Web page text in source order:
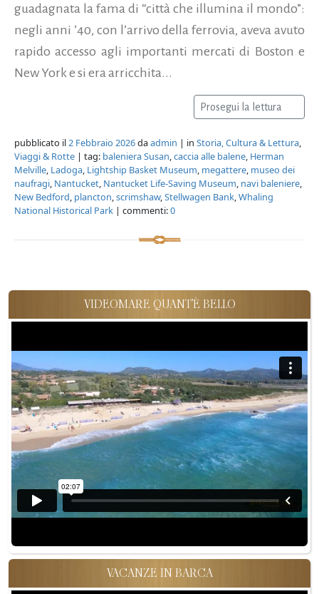
guadagnata la fama di “città che illumina il mondo”:
negli anni ’40, con l’arrivo della ferrovia, aveva avuto
rapido accesso agli importanti mercati di Boston e
New York e si era arricchita...
Prosegui la lettura
pubblicato il2 Febbraio 2026daadmin | in Storia, Cultura & Lettura,
Viaggi & Rotte | tag: baleniera Susan,caccia alle balene, Herman
Melville, Ladoga, Lightship Basket Museum, megattere, museo dei
naufragi, Nantucket, Nantucket Life-Saving Museum, navi baleniere,
New Bedford, plancton,scrimshaw,Stellwagen Bank,Whaling
National Historical Park | commenti:0
VIDEOMARE QUANT'È BELLO
VACANZE IN BARCA